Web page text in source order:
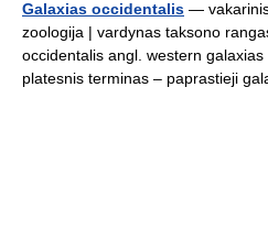
Galaxias occidentalis —
zoologija | vardynas taksono
occidentalis angl. western galaxias
platesnis terminas – paprastieji